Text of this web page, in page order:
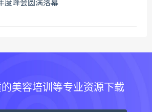
度峰会圆满落幕
美容培训等专业资源下载